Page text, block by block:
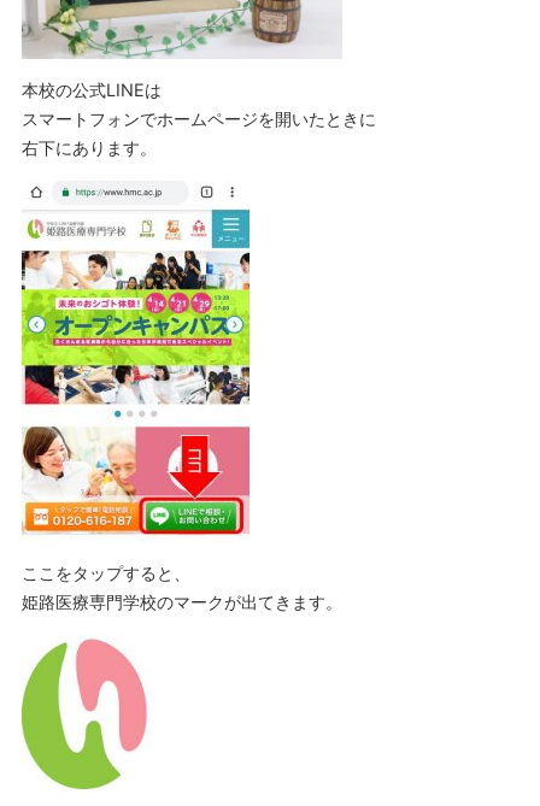
本校の公式LINEは
スマートフォンでホームページを開いたときに
右下にあります。
ここをタップすると、
姫路医療専門学校のマークが出てきます。